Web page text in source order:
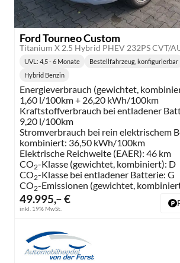
Ford Tourneo Custom
49.995,– €
inkl. 19% MwSt.
Lieferzeit:
UVL : 4,5 - 6 Monate Bestellfahrzeug, konfigurierbar
Kraftstoff:
Hybrid Benzin
Energieverbrauch (gewichtet,
1,60 l/100km + 26,20 kWh/100km
Kraftstoffverbrauch bei entladener
9,20 l/100km
Stromverbrauch bei rein elektrischem
kombiniert: 36,50 kWh/100km
Elektrische Reichweite (EAER): 46 km
CO2-Klasse (gewichtet, kombiniert): D
CO2-Klasse bei entladener Batterie: G
CO2-Emissionen (gewichtet,